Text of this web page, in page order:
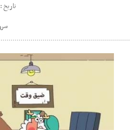
تاریخ : 17:08 - 1398/09/04